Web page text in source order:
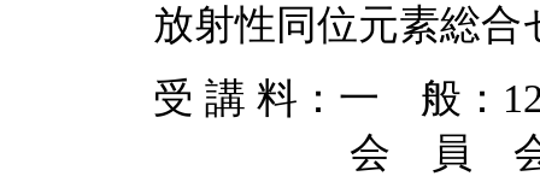
放射性同位元素総合
受 講 料：一 般：
会 員 会員受